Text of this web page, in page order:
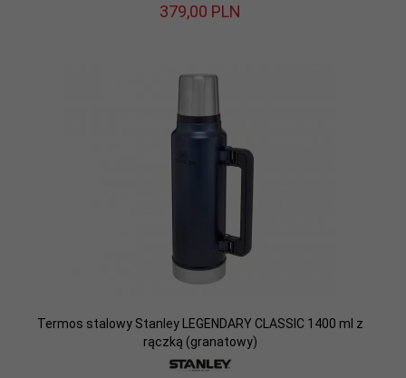
379,00 PLN
Termos stalowy Stanley LEGENDARY CLASSIC 1400 ml z
rączką (granatowy)